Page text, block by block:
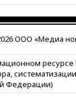
ООО «Медиа
ресурсе
Федерации)